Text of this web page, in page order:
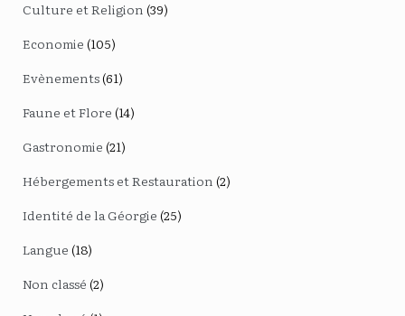
Culture et Religion (39)
Economie (105)
Evènements(61)
Faune et Flore (14)
Gastronomie (21)
Hébergements et Restauration (2)
Identité de la Géorgie (25)
Langue (18)
Non classé (2)